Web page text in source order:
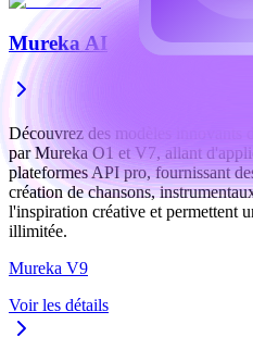
Mureka AI
Découvrez des modèles innovants
par Mureka O1 et V7, allant
plateformes API pro, fournissant
création de chansons,
l'inspiration créative et permettent
illimitée.
Mureka V9
Voir les détails